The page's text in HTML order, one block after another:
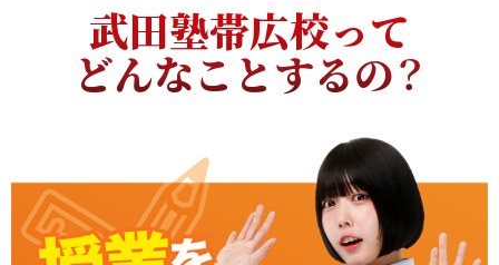
武田塾帯広校って
どんなことするの？